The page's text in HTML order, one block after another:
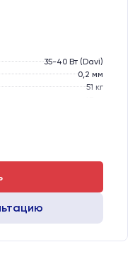
35-40 Вт (Davi)
0,2 мм
51 кг